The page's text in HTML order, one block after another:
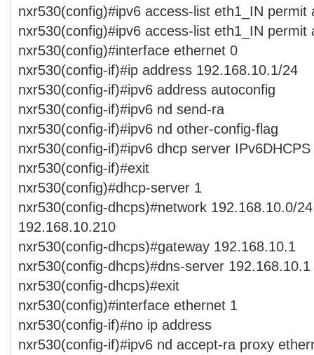
nxr530(config)#ipv6 access-list eth1_IN permit
nxr530(config)#ipv6 access-list eth1_IN permit
nxr530(config)#interface ethernet 0
nxr530(config-if)#ip address 192.168.10.1/24
nxr530(config-if)#ipv6 address autoconfig
nxr530(config-if)#ipv6 nd send-ra
nxr530(config-if)#ipv6 nd other-config-flag
nxr530(config-if)#ipv6 dhcp server IPv6DHCPS
nxr530(config-if)#exit
nxr530(config)#dhcp-server 1
nxr530(config-dhcps)#network 192.168.10.0/
192.168.10.210
nxr530(config-dhcps)#gateway 192.168.10.1
nxr530(config-dhcps)#dns-server 192.168.10.1
nxr530(config-dhcps)#exit
nxr530(config)#interface ethernet 1
nxr530(config-if)#no ip address
nxr530(config-if)#ipv6 nd accept-ra proxy